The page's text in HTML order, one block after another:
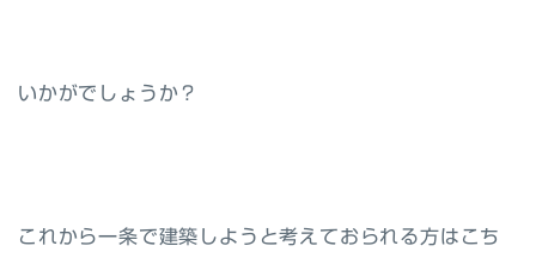
いかがでしょうか？
これから一条で建築しようと考えておられる方はこち